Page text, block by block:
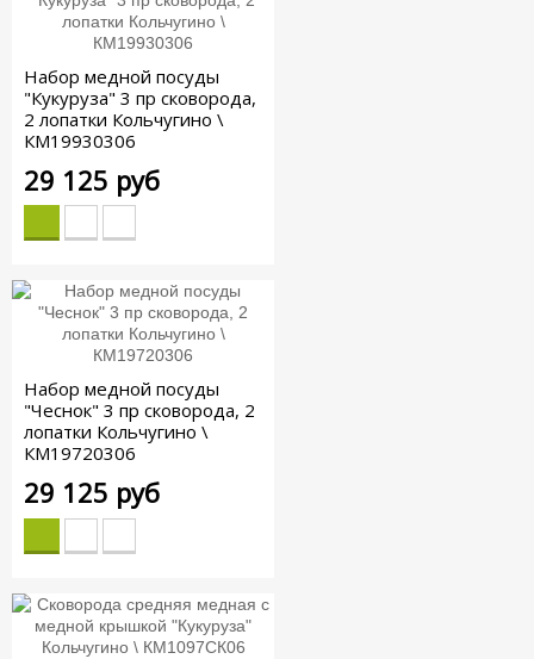
Набор медной посуды
"Кукуруза" 3 пр сковорода,
2 лопатки Кольчугино \
КМ19930306
29 125 руб
Набор медной посуды
"Чеснок" 3 пр сковорода, 2
лопатки Кольчугино \
КМ19720306
29 125 руб